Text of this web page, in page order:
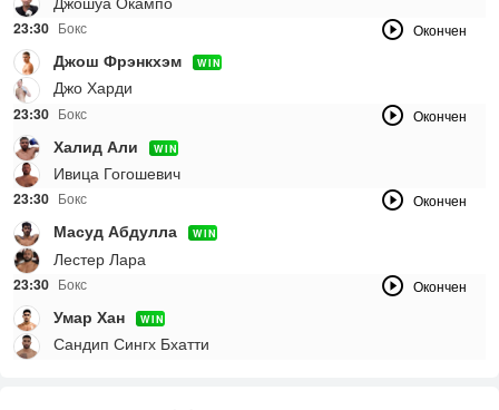
23:30 Бокс Окончен
Джош Фрэнкхэм WIN
Джо Харди
23:30 Бокс Окончен
Халид Али WIN
Ивица Гогошевич
23:30 Бокс Окончен
Масуд Абдулла WIN
Лестер Лара
23:30 Бокс Окончен
Умар Хан WIN
Сандип Сингх Бхатти